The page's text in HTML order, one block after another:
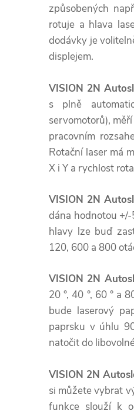
způsobených
rotuje a hlava
dodávky je
displejem.
VISION 2N
s plně
servomotorů),
pracovním
Rotační laser má
X i Y a rychlost
VISION 2N
dána hodnotou
hlavy lze buď
120, 600 a 800
VISION 2N
20 °, 40 °, 60 ° a
bude laserový
paprsku v úhlu
natočit do
VISION 2N
si můžete vybrat
funkce slouží k